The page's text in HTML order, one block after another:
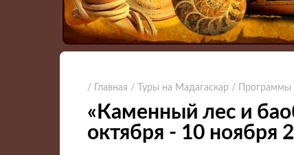
/ Главная / Туры на Мадагаскар / Программы
«Каменный лес и
октября - 10 ноября